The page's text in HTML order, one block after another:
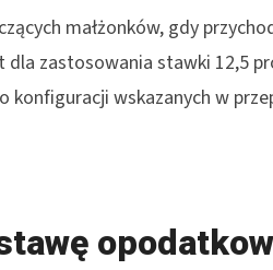
małżonków, gdy
zastosowania stawki 12,5
konfiguracji wskazanych w